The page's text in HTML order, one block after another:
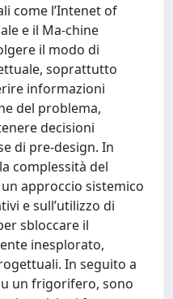
come l’Intenet of
e il Ma-chine
il modo di
soprattutto
informazioni
del problema,
decisioni
di pre-design. In
complessità del
approccio sistemico
e sull’utilizzo di
sbloccare il
inesplorato,
In seguito a
un frigorifero, sono